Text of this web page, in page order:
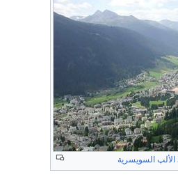
الألپ السويسرية